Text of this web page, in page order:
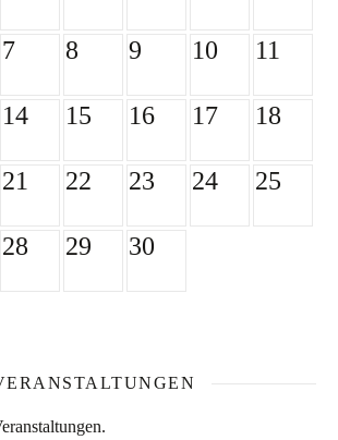
7 8 9 10 11
14 15 16 17 18
21 22 23 24 25
28 29 30